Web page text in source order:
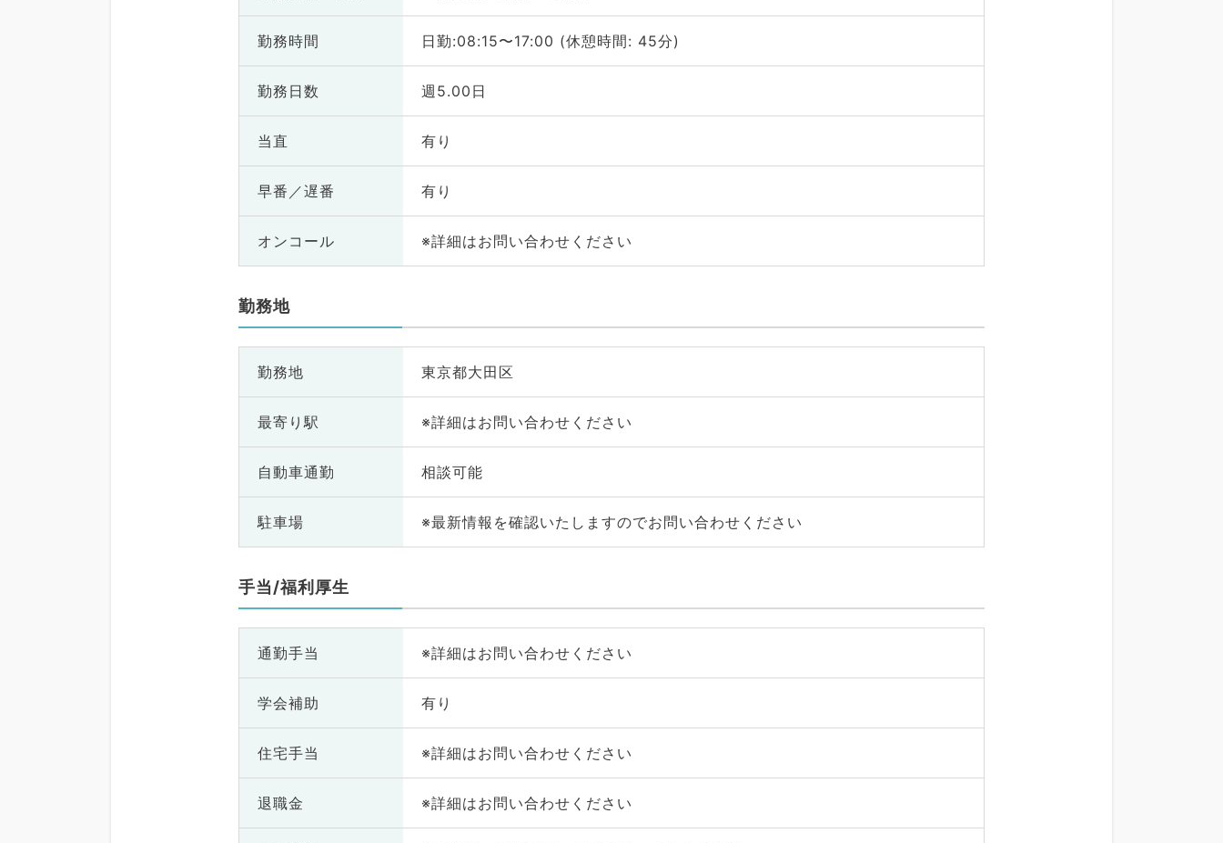
勤務時間 日勤:08:15〜17:00 (休憩時間: 45分)
勤務日数 週5.00日
当直 有り
早番／遅番 有り
オンコール ※詳細はお問い合わせください
勤務地
勤務地 東京都大田区
最寄り駅 ※詳細はお問い合わせください
自動車通勤 相談可能
駐車場 ※最新情報を確認いたしますのでお問い合わせください
手当/福利厚生
通勤手当 ※詳細はお問い合わせください
学会補助 有り
住宅手当 ※詳細はお問い合わせください
退職金 ※詳細はお問い合わせください